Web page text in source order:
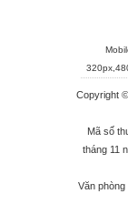
Copyright
Mã số
tháng 11
Văn